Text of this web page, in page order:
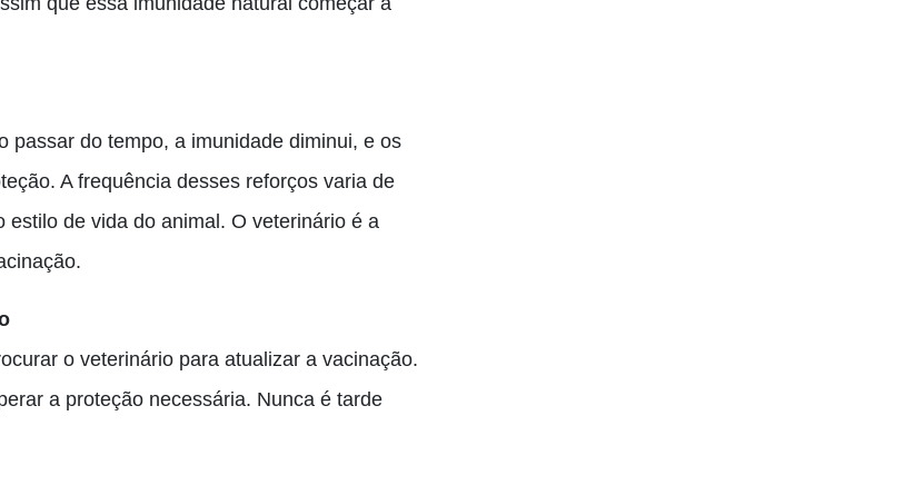
passar do tempo, a imunidade diminui, e os
A frequência desses reforços varia de
de vida do animal. O veterinário é a
o veterinário para atualizar a vacinação.
a proteção necessária. Nunca é tarde